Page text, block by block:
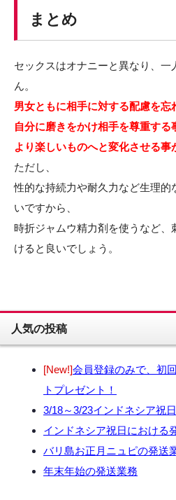
まとめ
セックスはオナニーと異なり、
ん。
男女ともに相手に対する配慮を忘
自分に磨きをかけ相手を尊重する
より楽しいものへと変化させる事
ただし、
性的な持続力や耐久力など生理的
いですから、
時折ジャムウ精力剤を使うなど、
けると良いでしょう。
人気の投稿
[New!]会員登録のみで、初
トプレゼント！
3/18～3/23インドネシア祝
インドネシア祝日における
バリ島お正月ニュピの発送
年末年始の発送業務